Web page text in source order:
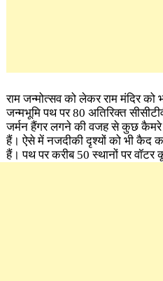
राम जन्मोत्सव को लेकर राम मंदिर को
जन्मभूमि पथ पर 80 अतिरिक्त
जर्मन हैंगर लगने की वजह से कुछ कैमरे
हैं। ऐसे में नजदीकी दृश्यों को भी कैद
हैं। पथ पर करीब 50 स्थानों पर वॉटर